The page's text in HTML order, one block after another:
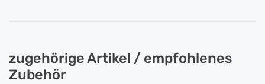
zugehörige Artikel / empfohlenes
Zubehör